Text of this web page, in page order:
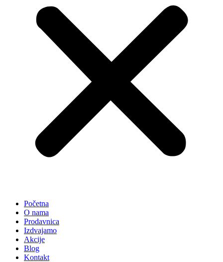
Početna
O nama
Prodavnica
Izdvajamo
Akcije
Blog
Kontakt